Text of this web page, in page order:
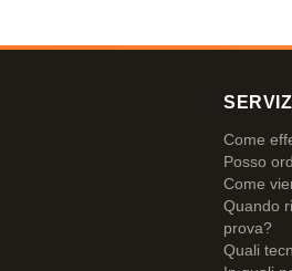
Come
Posso
Come
Quando
prova?
Quali